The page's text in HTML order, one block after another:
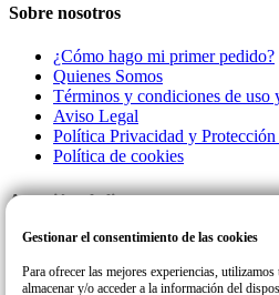
Sobre nosotros
¿Cómo hago mi primer pedido?
Quienes Somos
Términos y condiciones de uso
Aviso Legal
Política Privacidad y Protección
Política de cookies
Atención al cliente
Llamanos a este número de teléfono para
Gestionar el consentimiento de las cookies
Para ofrecer las mejores experiencias,
almacenar y/o acceder a la información del